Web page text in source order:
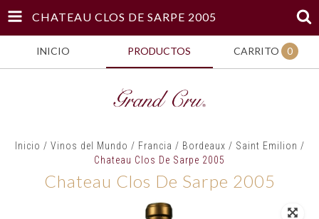
CHATEAU CLOS DE SARPE 2005
INICIO PRODUCTOS CARRITO 0
Inicio / Vinos del Mundo / Francia / Bordeaux / Saint Emilion /
Chateau Clos De Sarpe 2005
Chateau Clos De Sarpe 2005